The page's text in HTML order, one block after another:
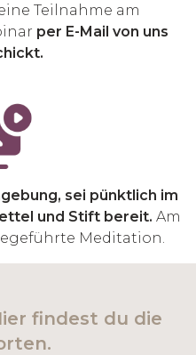
Teilnahme am
per E-Mail von uns
sei pünktlich im
und Stift bereit. Am
Meditation.
findest du die